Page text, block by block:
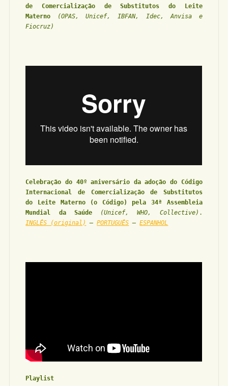
de Comercialização de Substitutos do Leite
Materno
(OPAS, Unicef, IBFAN, Idec, Anvisa e
Fiocruz)
Celebração do 40º aniversário da adoção do Código
Internacional de Comercialização de Substitutos
do Leite Materno (o Código) pela 34ª Assembleia
Mundial da Saúde
(Unicef, WHO, Collective) .
INGLÊS (original) –PORTUGUÊS –ESPANHOL
Playlist